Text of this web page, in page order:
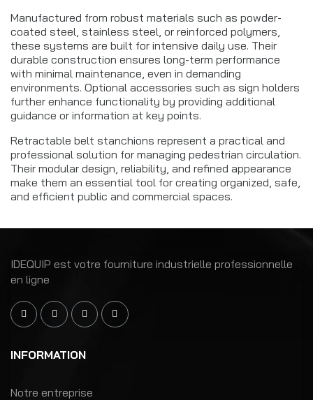
Manufactured from robust materials such as powder-
coated steel, stainless steel, or reinforced polymers,
these systems are built for intensive daily use. Their
durable construction ensures long-term performance
with minimal maintenance, even in demanding
environments. Optional accessories such as sign holders
further enhance functionality by providing additional
guidance or information at key points.
Retractable belt stanchions represent a practical and
professional solution for managing pedestrian circulation.
Their modular design, reliability, and refined appearance
make them an essential tool for creating organized, safe,
and efficient public and commercial spaces.
IDEQUIP est votre fourniture industrielle professionnelle
en ligne
INFORMATION
Notre entreprise